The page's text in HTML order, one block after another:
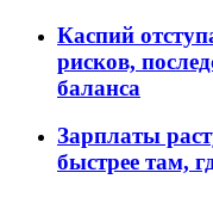
Каспий
рисков,
баланса
Зарплаты
быстрее там,